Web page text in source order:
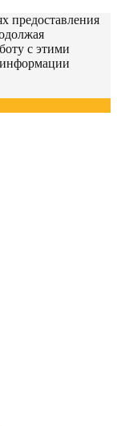
предоставления
с этими